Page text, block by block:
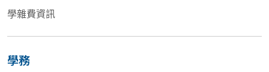
學雜費資訊
學務